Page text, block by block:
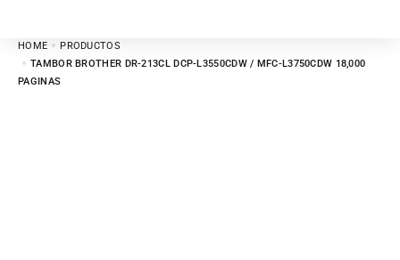
HOME
PRODUCTOS
TAMBOR BROTHER DR-213CL DCP-L3550CDW / MFC-L3750CDW 18,000
PAGINAS